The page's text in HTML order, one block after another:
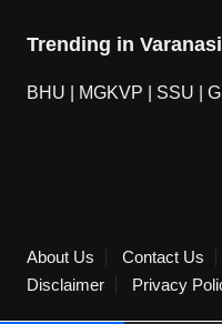
Trending in Varanasi
BHU MGKVP SSU
About Us Contact Us
Disclaimer
Privacy